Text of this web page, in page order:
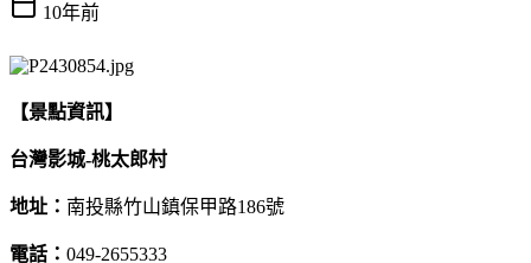
10年前
【景點資訊】
台灣影城-桃太郎村
地址： 南投縣竹山鎮保甲路186號
電話： 049-2655333